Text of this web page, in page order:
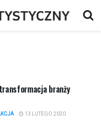
branży
13 LUTEGO 2020